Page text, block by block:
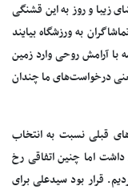
زیبا و روز به این قشنگی
به ورزشگاه بیایند
با آرامش روحی وارد زمین
درخواست‌های ما چندان
قبلی نسبت به انتخاب
داشت اما چنین اتفاقی رخ
کردیم. قرار بود سیدعلی برای